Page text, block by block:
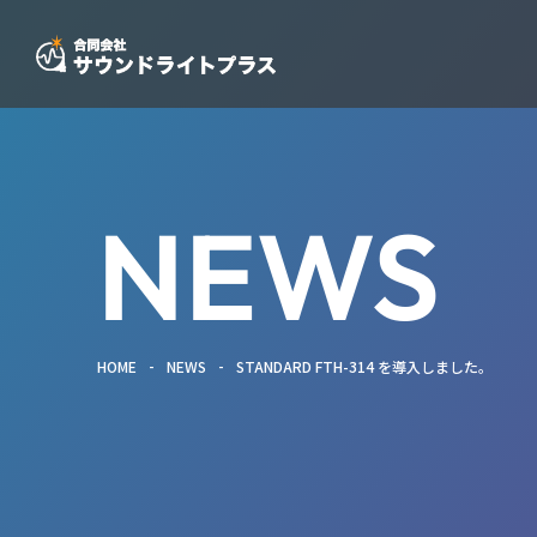
NEWS
HOME - NEWS - STANDARD FTH-314 を導入しました。